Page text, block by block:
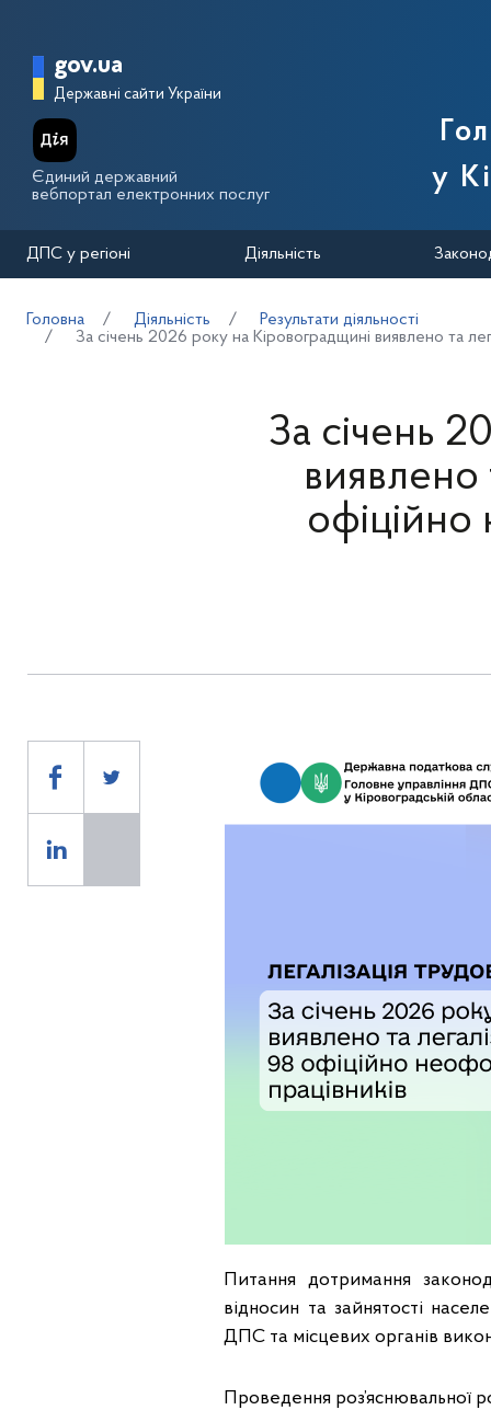
Головна сторінка Державної
gov.ua
Державні сайти України
Єдиний державний
вебпортал електронних послуг
у
ДПС у регіоні Діяльність
Головна Діяльність
Результати діяльності
За січень 2026 року на Кіровоградщині виявлено та
За січень
виявлено
Питання дотримання
відносин та зайнятості
ДПС та місцевих органів
Проведення роз’яснювальної